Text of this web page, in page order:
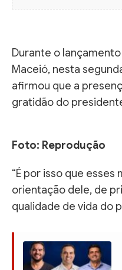
Durante o
Maceió, nesta
afirmou que a
gratidão do
Foto: Reprodução
“É por isso que
orientação dele, de
qualidade de vida do